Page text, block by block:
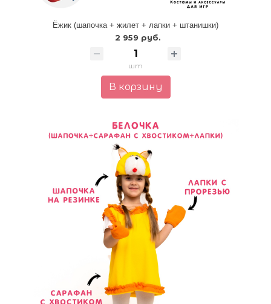
Ёжик (шапочка + жилет + лапки + штанишки)
2 959 руб.
шт
В корзину